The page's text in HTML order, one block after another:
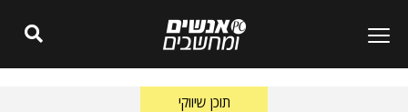
תוכן שיווקי